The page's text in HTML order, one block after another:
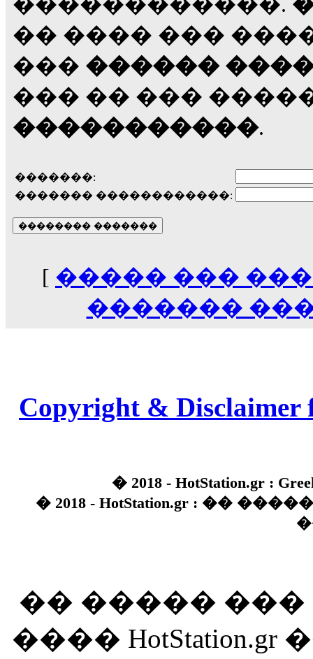
�� ���� ���
��� ������
��� �� ���
�����������.
�������:
������� ������������:
[ ����� ���
�������
Copyright & Disclaimer
� 2018 - HotStation.gr :
� 2018 - HotStation.gr : ��
�� �����
����